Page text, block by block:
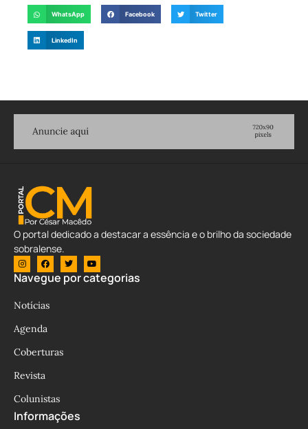
WhatsApp Facebook Twitter
LinkedIn
O portal dedicado a destacar a essência e o brilho da sociedade
sobralense.
Navegue por categorias
Notícias
Agenda
Coberturas
Revista
Colunistas
Informações